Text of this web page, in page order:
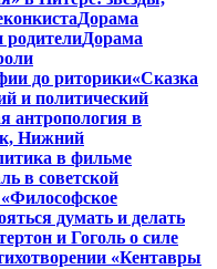
Дорама
Дорама
до риторики«Сказка
и политический
антропология в
Нижний
в фильме
в советской
думать и делать
и Гоголь о силе
«Кентавры